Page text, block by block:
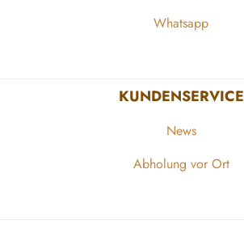
Whatsapp
KUNDENSERVICE
News
Abholung vor Ort